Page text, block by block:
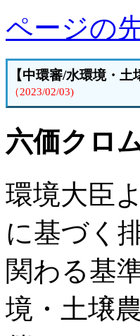
ページの
【中環審/水環境・ 土
（2023/02/03)
六価クロ
環境大臣
に基づく
関わる基
境・土壌